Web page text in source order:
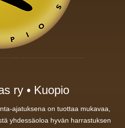
ry • Kuopio
ajatuksena on tuottaa mukavaa,
yhdessäoloa hyvän harrastuksen